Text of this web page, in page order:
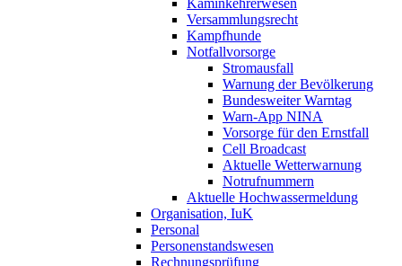
Kaminkehrerwesen
Versammlungsrecht
Kampfhunde
Notfallvorsorge
Stromausfall
Warnung der Bevölkerung
Bundesweiter Warntag
Warn-App NINA
Vorsorge für den Ernstfall
Cell Broadcast
Aktuelle Wetterwarnung
Notrufnummern
Aktuelle Hochwassermeldung
Organisation, IuK
Personal
Personenstandswesen
Rechnungsprüfung